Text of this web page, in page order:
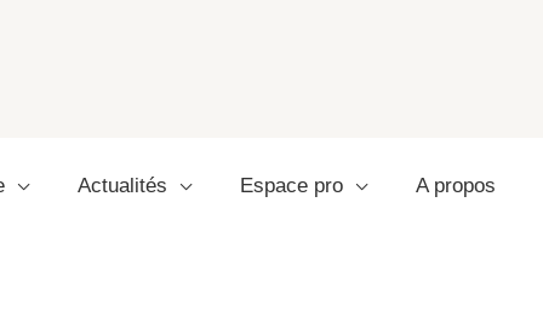
Actualités Espace pro A propos